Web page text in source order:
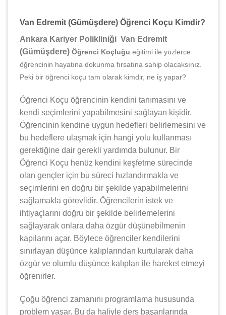
Van Edremit (Gümüşdere) Öğrenci Koçu Kimdir?
Ankara Kariyer Polikliniği Van Edremit
(Gümüşdere) Öğrenci Koçluğu eğitimi ile yüzlerce
öğrencinin hayatına dokunma fırsatına sahip olacaksınız.
Peki bir öğrenci koçu tam olarak kimdir, ne iş yapar?
Öğrenci Koçu öğrencinin kendini tanımasını ve
kendi seçimlerini yapabilmesini sağlayan kişidir.
Öğrencinin kendine uygun hedefleri belirlemesini ve
bu hedeflere ulaşmak için hangi yolu kullanması
gerektiğine dair gerekli yardımda bulunur. Bir
Öğrenci Koçu henüz kendini keşfetme sürecinde
olan gençler için bu süreci hızlandırmakla ve
seçimlerini en doğru bir şekilde yapabilmelerini
sağlamakla görevlidir. Öğrencilerin istek ve
ihtiyaçlarını doğru bir şekilde belirlemelerini
sağlayarak onlara daha özgür düşünebilmenin
kapılarını açar. Böylece öğrenciler kendilerini
sınırlayan düşünce kalıplarından kurtularak daha
özgür ve olumlu düşünce kalıpları ile hareket etmeyi
öğrenirler.
Çoğu öğrenci zamanını programlama hususunda
problem yaşar. Bu da haliyle ders başarılarında